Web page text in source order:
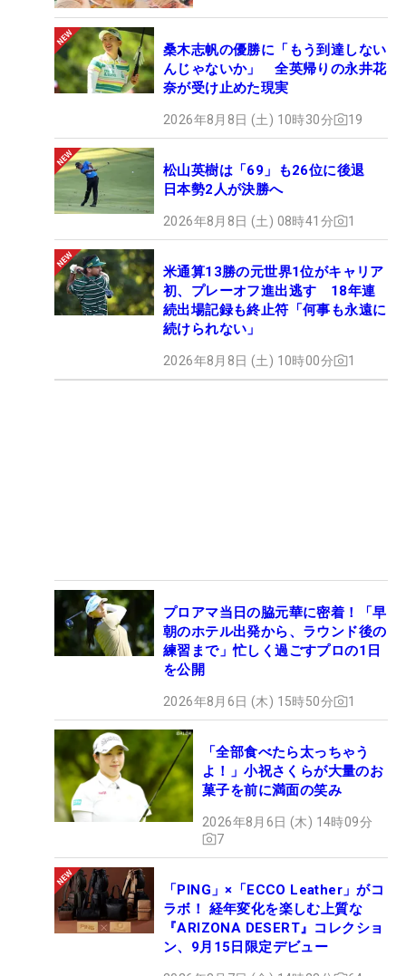
桑木志帆の優勝に「もう到達しない
んじゃないか」 全英帰りの永井花
奈が受け止めた現実
2026年8月8日 (土) 10時30分 19
松山英樹は「69」も26位に後退
日本勢2人が決勝へ
2026年8月8日 (土) 08時41分 1
米通算13勝の元世界1位がキャリア
初、プレーオフ進出逃す 18年連
続出場記録も終止符「何事も永遠に
続けられない」
2026年8月8日 (土) 10時00分 1
プロアマ当日の脇元華に密着！「早
朝のホテル出発から、ラウンド後の
練習まで」忙しく過ごすプロの1日
を公開
2026年8月6日 (木) 15時50分 1
「全部食べたら太っちゃう
よ！」小祝さくらが大量のお
菓子を前に満面の笑み
2026年8月6日 (木) 14時09分
7
「PING」×「ECCO Leather」がコ
ラボ！ 経年変化を楽しむ上質な
『ARIZONA DESERT』コレクショ
ン、9月15日限定デビュー